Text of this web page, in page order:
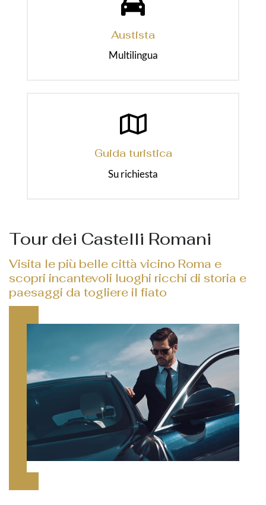
Austista
Multilingua
Guida turistica
Su richiesta
Tour dei Castelli Romani
Visita le più belle città vicino Roma e
scopri incantevoli luoghi ricchi di storia e
paesaggi da togliere il fiato